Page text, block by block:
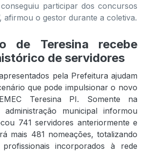
participar dos concursos
afirmou o gestor durante a coletiva.
de Teresina recebe
de servidores
pela Prefeitura ajudam
que pode impulsionar o novo
Teresina PI. Somente na
municipal informou
741 servidores anteriormente e
mais 481 nomeações, totalizando
incorporados à rede